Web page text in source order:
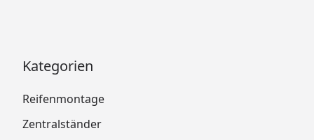
Kategorien
Reifenmontage
Zentralständer